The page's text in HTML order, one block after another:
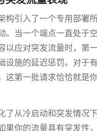
构引入了一个专用部署
。当一个端点一直处于
以应对突发流量时，第
设施的延迟惩罚。对于
这第一批请求恰恰就是
了从冷启动和突发情况
果你的流量具有突发性